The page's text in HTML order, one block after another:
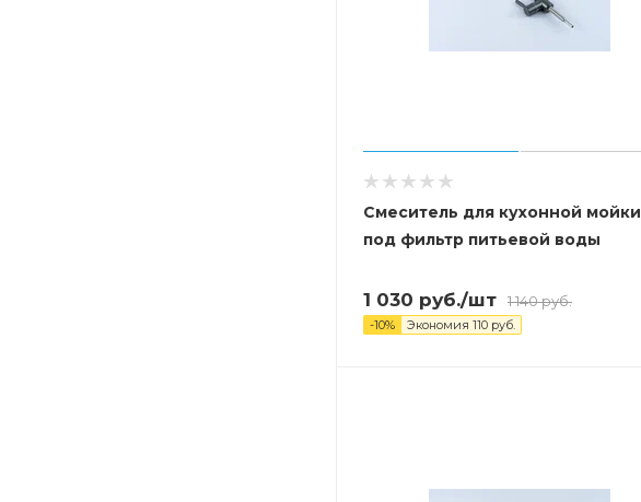
Смеситель для кухонной мойки
под фильтр питьевой воды
1 030 руб./шт 1 140руб.
-10% Экономия 110 руб.